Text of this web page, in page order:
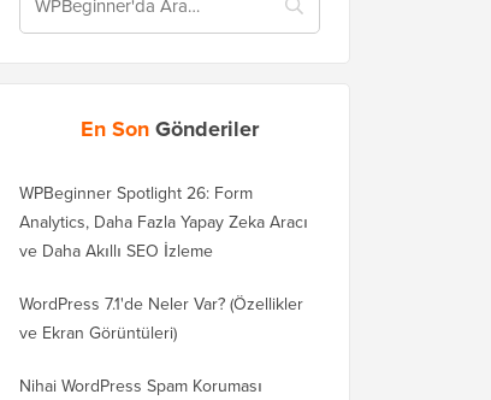
En SonGönderiler
WPBeginner Spotlight 26: Form
Analytics, Daha Fazla Yapay Zeka Aracı
ve Daha Akıllı SEO İzleme
WordPress 7.1'de Neler Var? (Özellikler
ve Ekran Görüntüleri)
Nihai WordPress Spam Koruması